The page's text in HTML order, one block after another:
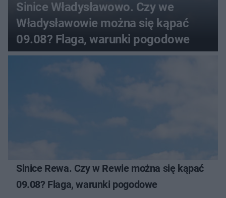
Sinice Władysławowo. Czy we
Władysławowie można się kąpać
09.08? Flaga, warunki pogodowe
Sinice Rewa. Czy w Rewie można się kąpać
09.08? Flaga, warunki pogodowe